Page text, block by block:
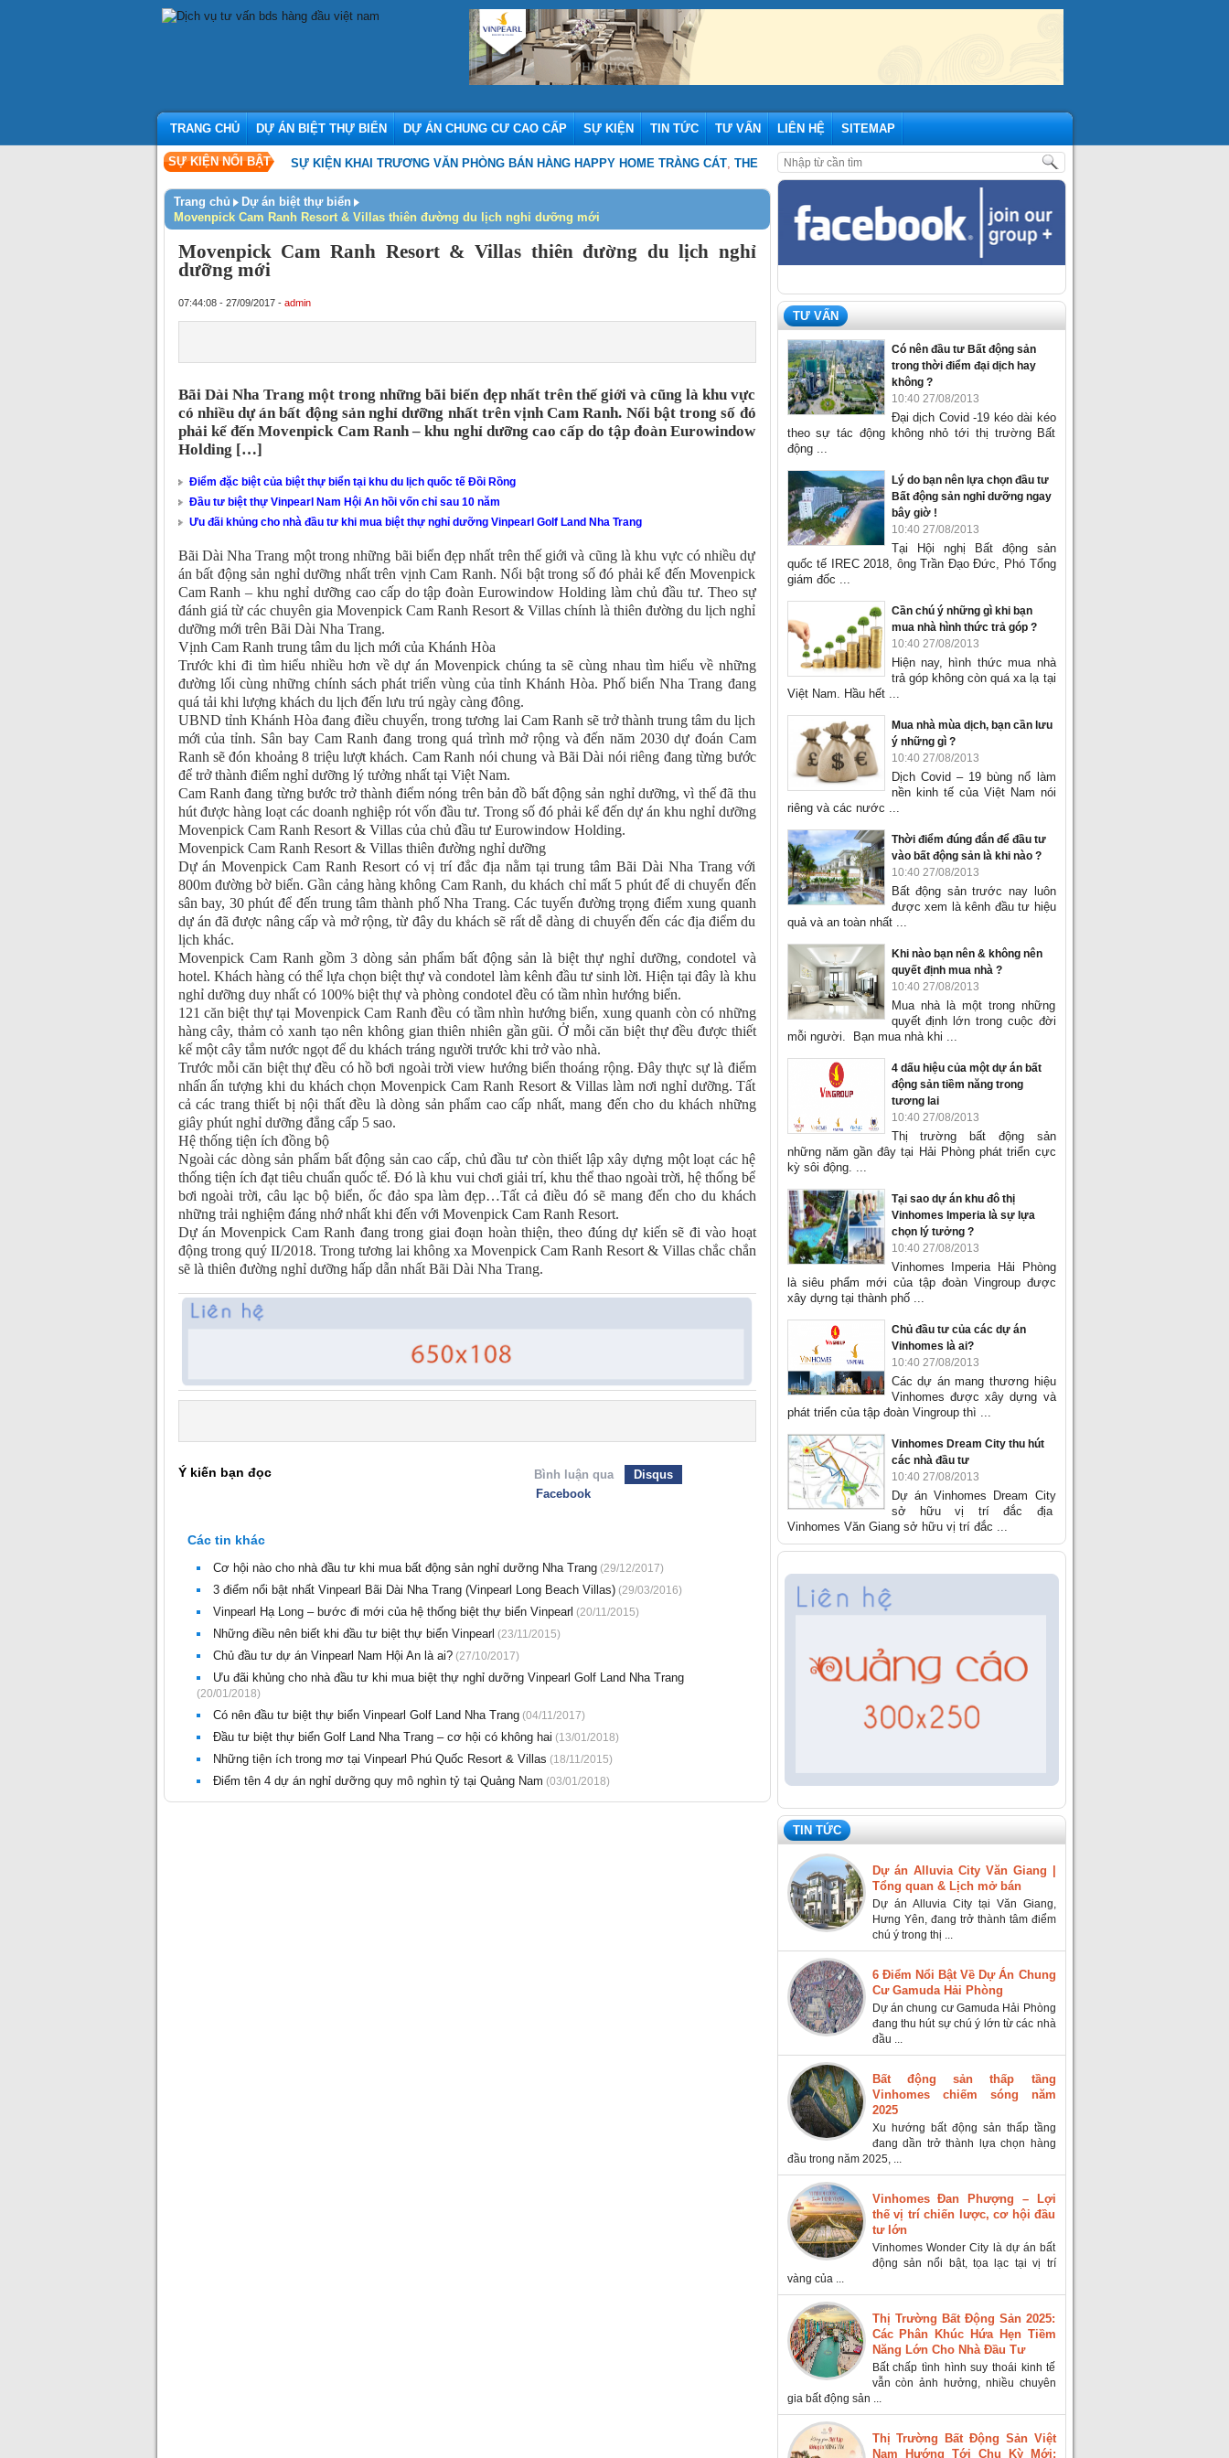
TRANG CHỦ DỰ ÁN BIỆT THỰ BIỂN DỰ ÁN CHUNG CƯ CAO CẤP SỰ KIỆN TIN TỨC TƯ VẤN LIÊN HỆ SITEMAP
SỰ KIỆN NỔI BẬTSỰ KIỆN KHAI TRƯƠNG VĂN PHÒNG BÁN HÀNG HAPPY HOME TRÀNG CÁT,THE ORIGAMI VINHOMES GRAND PARK – NHỮNG CẬP NHẬP MỚI NHẤT THÁNG 07/2020
Trang chủ
Dự án biệt thự biển
Movenpick Cam Ranh Resort & Villas thiên đường du lịch nghỉ dưỡng mới
Movenpick Cam Ranh Resort & Villas thiên đường du lịch nghỉ
dưỡng mới
07:44:08 - 27/09/2017 - admin
Bãi Dài Nha Trang một trong những bãi biển đẹp nhất trên thế giới và cũng là khu vực
có nhiều dự án bất động sản nghỉ dưỡng nhất trên vịnh Cam Ranh. Nổi bật trong số đó
phải kể đến Movenpick Cam Ranh – khu nghỉ dưỡng cao cấp do tập đoàn Eurowindow
Holding […]
Điểm đặc biệt của biệt thự biển tại khu du lịch quốc tế Đồi Rồng
Đầu tư biệt thự Vinpearl Nam Hội An hồi vốn chỉ sau 10 năm
Ưu đãi khủng cho nhà đầu tư khi mua biệt thự nghỉ dưỡng Vinpearl Golf Land Nha Trang
Bãi Dài Nha Trang một trong những bãi biển đẹp nhất trên thế giới và cũng là khu vực có nhiều dự
án bất động sản nghỉ dưỡng nhất trên vịnh Cam Ranh. Nổi bật trong số đó phải kể đến Movenpick
Cam Ranh – khu nghỉ dưỡng cao cấp do tập đoàn Eurowindow Holding làm chủ đầu tư. Theo sự
đánh giá từ các chuyên gia Movenpick Cam Ranh Resort & Villas chính là thiên đường du lịch nghỉ
dưỡng mới trên Bãi Dài Nha Trang.
Vịnh Cam Ranh trung tâm du lịch mới của Khánh Hòa
Trước khi đi tìm hiểu nhiều hơn về dự án Movenpick chúng ta sẽ cùng nhau tìm hiểu về những
đường lối cùng những chính sách phát triển vùng của tỉnh Khánh Hòa. Phố biển Nha Trang đang
quá tải khi lượng khách du lịch đến lưu trú ngày càng đông.
UBND tỉnh Khánh Hòa đang điều chuyển, trong tương lai Cam Ranh sẽ trở thành trung tâm du lịch
mới của tỉnh. Sân bay Cam Ranh đang trong quá trình mở rộng và đến năm 2030 dự đoán Cam
Ranh sẽ đón khoảng 8 triệu lượt khách. Cam Ranh nói chung và Bãi Dài nói riêng đang từng bước
để trở thành điểm nghỉ dưỡng lý tưởng nhất tại Việt Nam.
Cam Ranh đang từng bước trở thành điểm nóng trên bản đồ bất động sản nghỉ dưỡng, vì thế đã thu
hút được hàng loạt các doanh nghiệp rót vốn đầu tư. Trong số đó phải kể đến dự án khu nghỉ dưỡng
Movenpick Cam Ranh Resort & Villas của chủ đầu tư Eurowindow Holding.
Movenpick Cam Ranh Resort & Villas thiên đường nghỉ dưỡng
Dự án Movenpick Cam Ranh Resort có vị trí đắc địa nằm tại trung tâm Bãi Dài Nha Trang với
800m đường bờ biển. Gần cảng hàng không Cam Ranh, du khách chỉ mất 5 phút để di chuyển đến
sân bay, 30 phút để đến trung tâm thành phố Nha Trang. Các tuyến đường trọng điểm xung quanh
dự án đã được nâng cấp và mở rộng, từ đây du khách sẽ rất dễ dàng di chuyến đến các địa điểm du
lịch khác.
Movenpick Cam Ranh gồm 3 dòng sản phẩm bất động sản là biệt thự nghỉ dưỡng, condotel và
hotel. Khách hàng có thể lựa chọn biệt thự và condotel làm kênh đầu tư sinh lời. Hiện tại đây là khu
nghỉ dưỡng duy nhất có 100% biệt thự và phòng condotel đều có tầm nhìn hướng biển.
121 căn biệt thự tại Movenpick Cam Ranh đều có tầm nhìn hướng biển, xung quanh còn có những
hàng cây, thảm cỏ xanh tạo nên không gian thiên nhiên gần gũi. Ở mỗi căn biệt thự đều được thiết
kế một cây tắm nước ngọt để du khách tráng người trước khi trở vào nhà.
Trước mỗi căn biệt thự đều có hồ bơi ngoài trời view hướng biển thoáng rộng. Đây thực sự là điểm
nhấn ấn tượng khi du khách chọn Movenpick Cam Ranh Resort & Villas làm nơi nghỉ dưỡng. Tất
cả các trang thiết bị nội thất đều là dòng sản phẩm cao cấp nhất, mang đến cho du khách những
giây phút nghỉ dưỡng đẳng cấp 5 sao.
Hệ thống tiện ích đồng bộ
Ngoài các dòng sản phẩm bất động sản cao cấp, chủ đầu tư còn thiết lập xây dựng một loạt các hệ
thống tiện ích đạt tiêu chuẩn quốc tế. Đó là khu vui chơi giải trí, khu thể thao ngoài trời, hệ thống bể
bơi ngoài trời, câu lạc bộ biển, ốc đảo spa làm đẹp…Tất cả điều đó sẽ mang đến cho du khách
những trải nghiệm đáng nhớ nhất khi đến với Movenpick Cam Ranh Resort.
Dự án Movenpick Cam Ranh đang trong giai đoạn hoàn thiện, theo đúng dự kiến sẽ đi vào hoạt
động trong quý II/2018. Trong tương lai không xa Movenpick Cam Ranh Resort & Villas chắc chắn
sẽ là thiên đường nghỉ dưỡng hấp dẫn nhất Bãi Dài Nha Trang.
Ý kiến bạn đọc Bình luận qua
Disqus
Facebook
Các tin khác
Cơ hội nào cho nhà đầu tư khi mua bất động sản nghỉ dưỡng Nha Trang(29/12/2017)
3 điểm nổi bật nhất Vinpearl Bãi Dài Nha Trang (Vinpearl Long Beach Villas)(29/03/2016)
Vinpearl Hạ Long – bước đi mới của hệ thống biệt thự biển Vinpearl (20/11/2015)
Những điều nên biết khi đầu tư biệt thự biển Vinpearl (23/11/2015)
Chủ đầu tư dự án Vinpearl Nam Hội An là ai?(27/10/2017)
Ưu đãi khủng cho nhà đầu tư khi mua biệt thự nghỉ dưỡng Vinpearl Golf Land Nha Trang
(20/01/2018)
Có nên đầu tư biệt thự biển Vinpearl Golf Land Nha Trang(04/11/2017)
Đầu tư biệt thự biển Golf Land Nha Trang – cơ hội có không hai (13/01/2018)
Những tiện ích trong mơ tại Vinpearl Phú Quốc Resort & Villas (18/11/2015)
Điểm tên 4 dự án nghỉ dưỡng quy mô nghìn tỷ tại Quảng Nam (03/01/2018)
TƯ VẤN
Có nên đầu tư Bất động sản
trong thời điểm đại dịch hay
không ?
10:40 27/08/2013
Đại dịch Covid -19 kéo dài kéo
theo sự tác động không nhỏ tới thị trường Bất
động ...
Lý do bạn nên lựa chọn đầu tư
Bất động sản nghỉ dưỡng ngay
bây giờ !
10:40 27/08/2013
Tại Hội nghị Bất động sản
quốc tế IREC 2018, ông Trần Đạo Đức, Phó Tổng
giám đốc ...
Cần chú ý những gì khi bạn
mua nhà hình thức trả góp ?
10:40 27/08/2013
Hiện nay, hình thức mua nhà
trả góp không còn quá xa lạ tại
Việt Nam. Hầu hết ...
Mua nhà mùa dịch, bạn cần lưu
ý những gì ?
10:40 27/08/2013
Dịch Covid – 19 bùng nổ làm
nền kinh tế của Việt Nam nói
riêng và các nước ...
Thời điểm đúng đắn để đầu tư
vào bất động sản là khi nào ?
10:40 27/08/2013
Bất động sản trước nay luôn
được xem là kênh đầu tư hiệu
quả và an toàn nhất ...
Khi nào bạn nên & không nên
quyết định mua nhà ?
10:40 27/08/2013
Mua nhà là một trong những
quyết định lớn trong cuộc đời
mỗi người. Bạn mua nhà khi ...
4 dấu hiệu của một dự án bất
động sản tiềm năng trong
tương lai
10:40 27/08/2013
Thị trường bất động sản
những năm gần đây tại Hải Phòng phát triển cực
kỳ sôi động. ...
Tại sao dự án khu đô thị
Vinhomes Imperia là sự lựa
chọn lý tưởng ?
10:40 27/08/2013
Vinhomes Imperia Hải Phòng
là siêu phẩm mới của tập đoàn Vingroup được
xây dựng tại thành phố ...
Chủ đầu tư của các dự án
Vinhomes là ai?
10:40 27/08/2013
Các dự án mang thương hiệu
Vinhomes được xây dựng và
phát triển của tập đoàn Vingroup thì ...
Vinhomes Dream City thu hút
các nhà đầu tư
10:40 27/08/2013
Dự án Vinhomes Dream City
sở hữu vị trí đắc địa
Vinhomes Văn Giang sở hữu vị trí đắc ...
TIN TỨC
Dự án Alluvia City Văn Giang |
Tổng quan & Lịch mở bán
Dự án Alluvia City tại Văn Giang,
Hưng Yên, đang trở thành tâm điểm
chú ý trong thị ...
6 Điểm Nổi Bật Về Dự Án Chung
Cư Gamuda Hải Phòng
Dự án chung cư Gamuda Hải Phòng
đang thu hút sự chú ý lớn từ các nhà
đầu ...
Bất động sản thấp tầng
Vinhomes chiếm sóng năm
2025
Xu hướng bất động sản thấp tầng
đang dần trở thành lựa chọn hàng
đầu trong năm 2025, ...
Vinhomes Đan Phượng – Lợi
thế vị trí chiến lược, cơ hội đầu
tư lớn
Vinhomes Wonder City là dự án bất
động sản nổi bật, tọa lạc tại vị trí
vàng của ...
Thị Trường Bất Động Sản 2025:
Các Phân Khúc Hứa Hẹn Tiềm
Năng Lớn Cho Nhà Đầu Tư
Bất chấp tình hình suy thoái kinh tế
vẫn còn ảnh hưởng, nhiều chuyên
gia bất động sản ...
Thị Trường Bất Động Sản Việt
Nam Hướng Tới Chu Kỳ Mới: